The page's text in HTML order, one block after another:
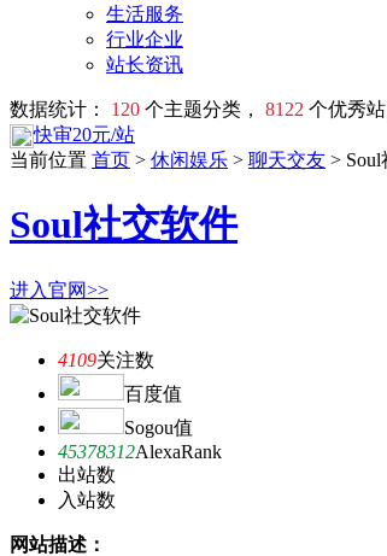
生活服务
行业企业
站长资讯
数据统计： 120 个主题分类， 8122 个优秀站
快审20元/站
当前位置 首页 > 休闲娱乐 > 聊天交友 >
Soul社交软件
进入官网>>
4109关注数
百度值
Sogou值
45378312AlexaRank
出站数
入站数
网站描述：